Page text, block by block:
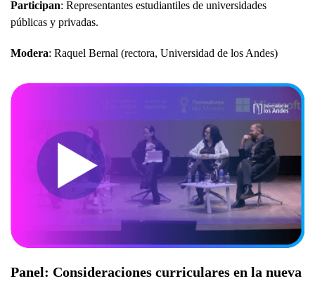
Participan: Representantes estudiantiles de universidades
públicas y privadas.
Modera: Raquel Bernal (rectora, Universidad de los Andes)
Panel: Consideraciones curriculares en la nueva